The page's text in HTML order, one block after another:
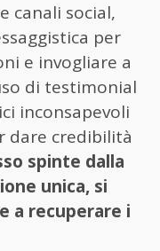
canali social,
per
e invogliare a
di testimonial
inconsapevoli
dare credibilità
spinte dalla
unica, si
a recuperare i